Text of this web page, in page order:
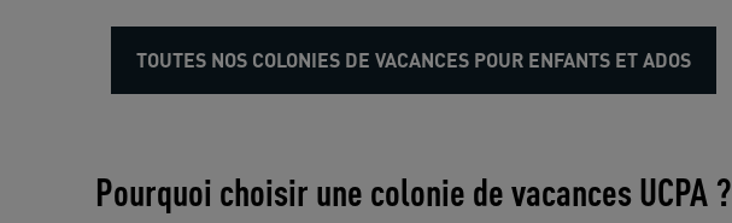
TOUTES NOS COLONIES DE VACANCES POUR ENFANTS ET ADOS
Pourquoi choisir une colonie de vacances UCPA ?